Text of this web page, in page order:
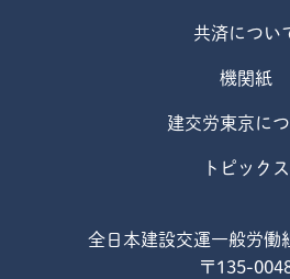
共済につい
機関紙
建交労東京に
トピックス
全日本建設交運一般労働
〒135-